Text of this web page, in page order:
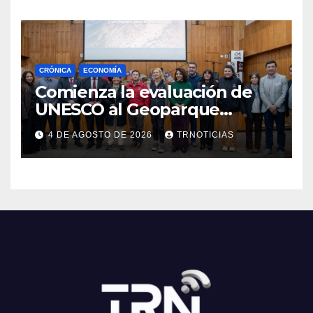
CRÓNICA ECONOMÍA
Comienza la evaluación de
UNESCO al Geoparque
Aspirante Pillanmapu en el
Maule
4 DE AGOSTO DE 2026 TRNOTICIAS